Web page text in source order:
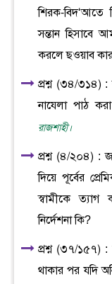
শিরক-বিদ‘আতে
সন্তান হিসাবে
করলে ছওয়াব
প্রশ্ন (৩৪/৩১৪) :
নাযেলা পাঠ
রাজশাহী।
প্রশ্ন (৪/২০৪) :
দিয়ে পূর্বের
স্বামীকে ত্যাগ
নির্দেশনা কি?
প্রশ্ন (৩৭/১৫৭)
থাকার পর যদি